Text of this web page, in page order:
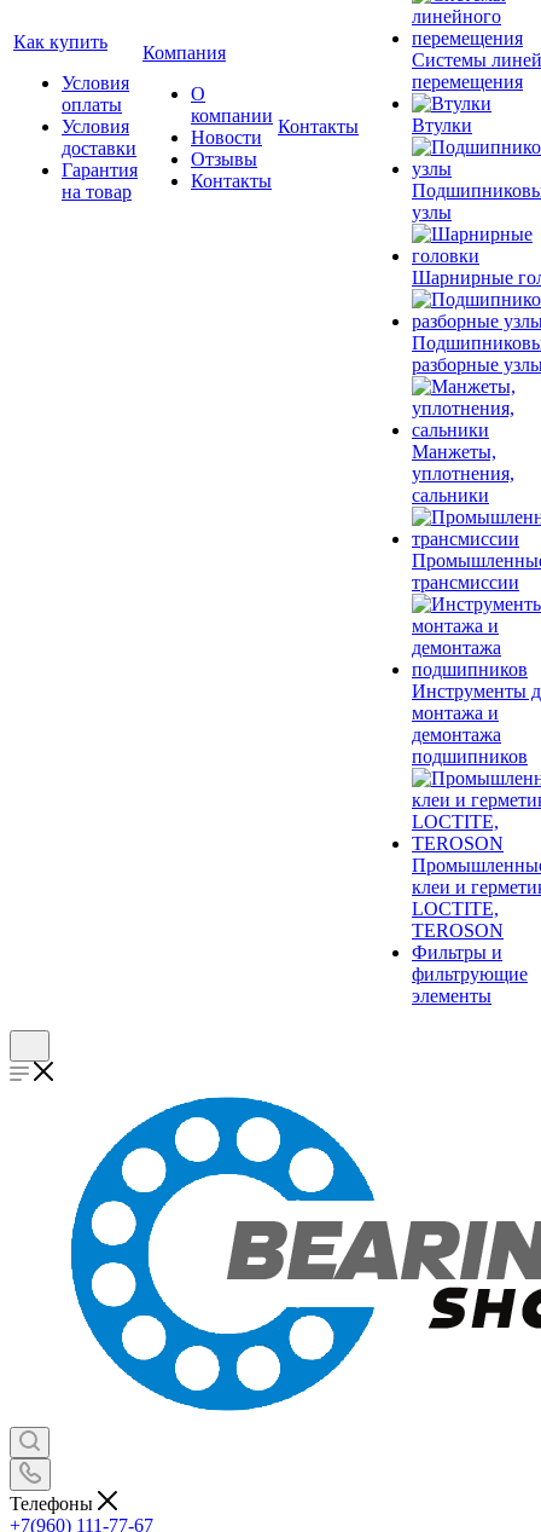
Как купить
Условия
оплаты
Условия
доставки
Гарантия
на товар
Компания
О
компании
Новости
Отзывы
Контакты
Контакты
Системы
перемещения
Втулки
узлы
Шарнирные
разборные
Манжеты,
уплотнения,
сальники
трансмиссии
Инструменты
монтажа и
демонтажа
подшипников
клеи и
LOCTITE,
TEROSON
Фильтры и
фильтрующие
элементы
Телефоны
+7(960) 111-77-67